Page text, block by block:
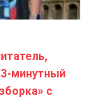
минутный
с